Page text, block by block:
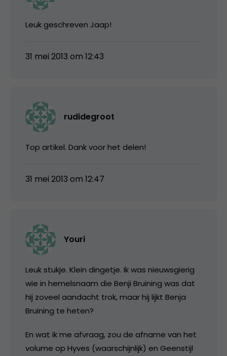
Leuk geschreven Jaap!
31 mei 2013 om 12:43
rudidegroot
Top artikel. Dank voor het delen!
31 mei 2013 om 12:47
Youri
Leuk stukje. Klein dingetje. Ik was nieuwsgierig
wie in hemelsnaam die Benji Bruining was dat
hij zoveel aandacht trok, maar hij lijkt Benja
Bruining te heten?
En wat ik me afvraag, zou de afname van het
volume op Hyves (waarschijnlijk) en Geenstijl